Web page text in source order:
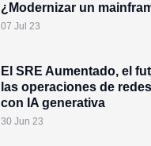
¿Modernizar un
07 Jul 23
El SRE Aumentado, el
las operaciones de
con IA generativa
30 Jun 23